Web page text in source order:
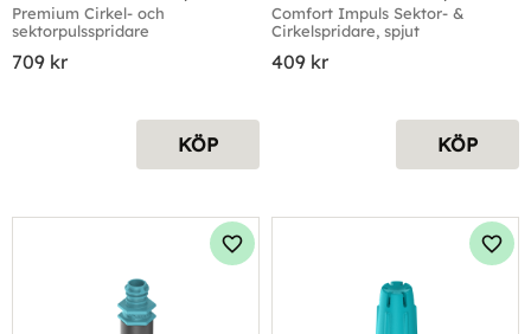
Premium Cirkel- och
sektorpulsspridare
709 kr
KÖP
Comfort Impuls Sektor- &
Cirkelspridare, spjut
409 kr
KÖP
Lägg till i favoriter